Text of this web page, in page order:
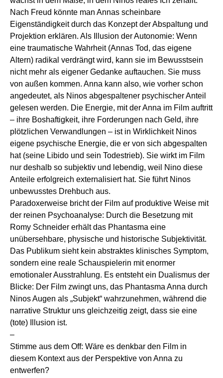
Nach Freud könnte man Annas scheinbare
Eigenständigkeit durch das Konzept der Abspaltung und
Projektion erklären. Als Illusion der Autonomie: Wenn
eine traumatische Wahrheit (Annas Tod, das eigene
Altern) radikal verdrängt wird, kann sie im Bewusstsein
nicht mehr als eigener Gedanke auftauchen. Sie muss
von außen kommen. Anna kann also, wie vorher schon
angedeutet, als Ninos abgespaltener psychischer Anteil
gelesen werden. Die Energie, mit der Anna im Film auftritt
– ihre Boshaftigkeit, ihre Forderungen nach Geld, ihre
plötzlichen Verwandlungen – ist in Wirklichkeit Ninos
eigene psychische Energie, die er von sich abgespalten
hat (seine Libido und sein Todestrieb). Sie wirkt im Film
nur deshalb so subjektiv und lebendig, weil Nino diese
Anteile erfolgreich externalisiert hat. Sie führt Ninos
unbewusstes Drehbuch aus.
Paradoxerweise bricht der Film auf produktive Weise mit
der reinen Psychoanalyse: Durch die Besetzung mit
Romy Schneider erhält das Phantasma eine
unübersehbare, physische und historische Subjektivität.
Das Publikum sieht kein abstraktes klinisches Symptom,
sondern eine reale Schauspielerin mit enormer
emotionaler Ausstrahlung. Es entsteht ein Dualismus der
Blicke: Der Film zwingt uns, das Phantasma Anna durch
Ninos Augen als „Subjekt“ wahrzunehmen, während die
narrative Struktur uns gleichzeitig zeigt, dass sie eine
(tote) Illusion ist.
–
Stimme aus dem Off: Wäre es denkbar den Film in
diesem Kontext aus der Perspektive von Anna zu
entwerfen?